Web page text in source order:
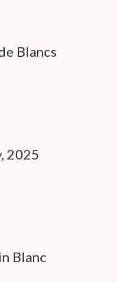
Blancs
2025
Blanc